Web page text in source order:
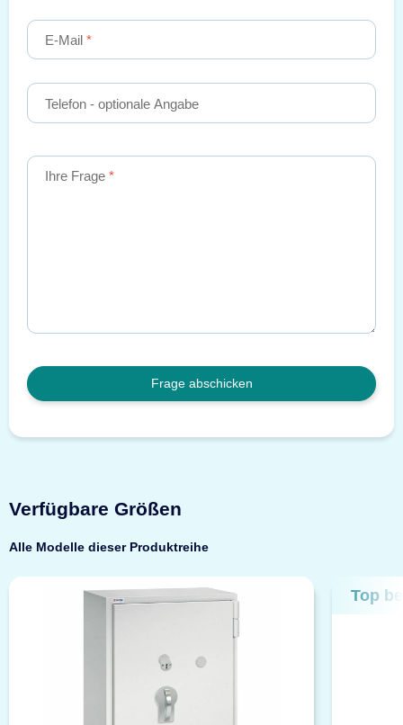
E-Mail
Telefon - optionale Angabe
Ihre Frage
Frage abschicken
Verfügbare Größen
Alle Modelle dieser Produktreihe
Top